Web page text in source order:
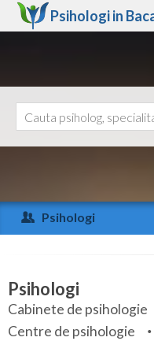
Psihologi in
Arad
Arges
Bihor
Bistrita-Nasaud
Psihologi
Specialitati
Servicii
Psihologi
Cabinete de psihologie
Centre de psihologie